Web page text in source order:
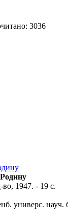
3036
1947. - 19 с.
универс.